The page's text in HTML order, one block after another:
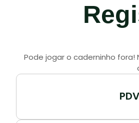
Pode jogar o caderninho